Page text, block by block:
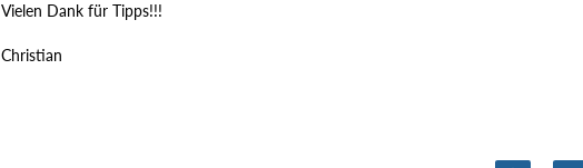
Vielen Dank für Tipps!!!
Christian